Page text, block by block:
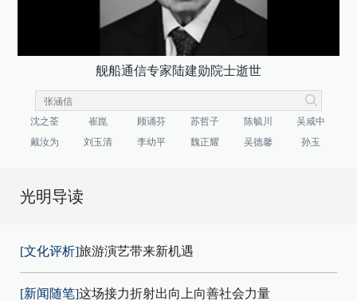
舰船通信专家陆建勋院士逝世
沈之荃 崔崑 顾诵芬 苏哲子 陈毓川
吴咸中
戴汝为
刘玉清 李幼平 魏正耀 吴德馨 孙玉
光明导读
[文化评析]旅游演艺带来新机遇
[新闻随笔]这场接力折射出向上向善社会力量